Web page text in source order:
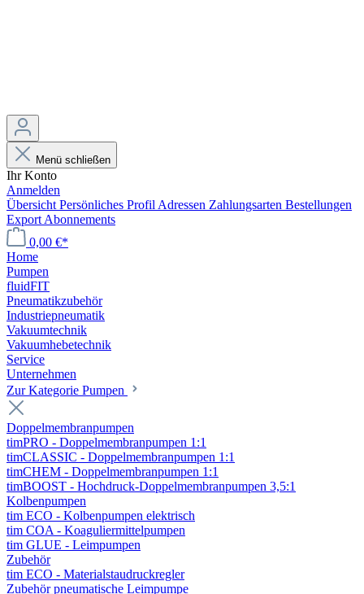
Menü schließen
Ihr Konto
Anmelden
Übersicht Persönliches Profil Adressen Zahlungsarten Bestellungen
Export Abonnements
0,00 €*
Home
Pumpen
fluidFIT
Pneumatikzubehör
Industriepneumatik
Vakuumtechnik
Vakuumhebetechnik
Service
Unternehmen
Zur Kategorie Pumpen
Doppelmembranpumpen
timPRO - Doppelmembranpumpen 1:1
timCLASSIC - Doppelmembranpumpen 1:1
timCHEM - Doppelmembranpumpen 1:1
timBOOST - Hochdruck-Doppelmembranpumpen 3,5:1
Kolbenpumpen
tim ECO - Kolbenpumpen elektrisch
tim COA - Koaguliermittelpumpen
tim GLUE - Leimpumpen
Zubehör
tim ECO - Materialstaudruckregler
Zubehör pneumatische Leimpumpe